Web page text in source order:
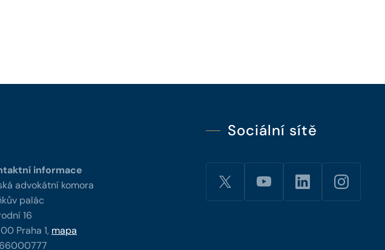
informace
advokátní komora
palác
16
00 Praha 1, mapa
Sociální sítě